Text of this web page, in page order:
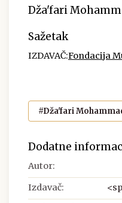
Dža'fari
Sažetak
IZDAVAČ:Fondacija
#Dža'fari
Dodatne
Autor:
Izdavač: